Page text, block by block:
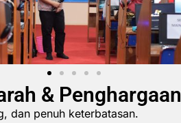
& Penghargaan
dan penuh keterbatasan.